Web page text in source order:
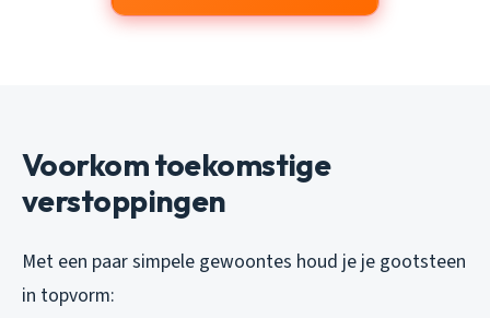
Voorkom toekomstige
verstoppingen
Met een paar simpele gewoontes houd je je gootsteen
in topvorm: